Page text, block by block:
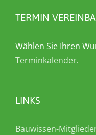
TERMIN
Wählen Sie Ihren
Terminkalender.
LINKS
Bauwissen-